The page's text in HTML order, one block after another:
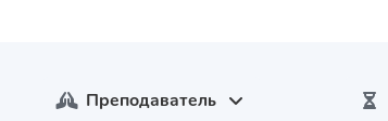
Преподаватель